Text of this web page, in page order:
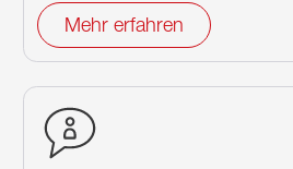
Mehr erfahren